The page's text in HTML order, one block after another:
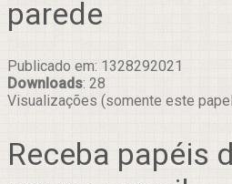
parede
Publicado em: 1328292021
Downloads: 28
Visualizações (somente este
Receba papéis